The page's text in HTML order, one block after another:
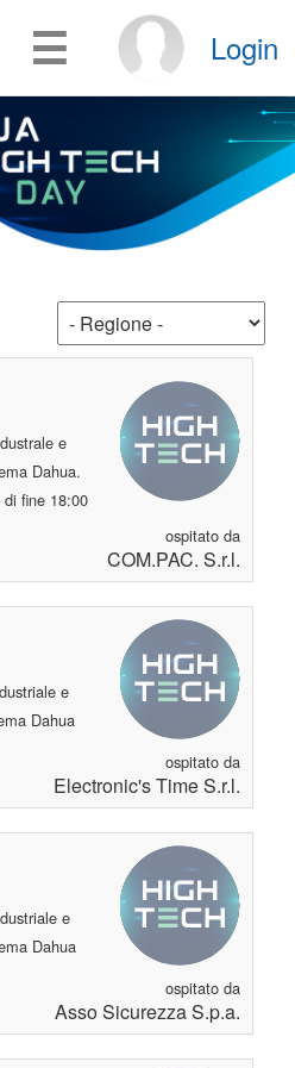
Login
☰
e
Dahua.
fine 18:00
ospitato da
COM.PAC. S.r.l.
e
Dahua
ospitato da
Electronic's Time S.r.l.
e
Dahua
ospitato da
Asso Sicurezza S.p.a.